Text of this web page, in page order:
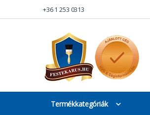
Skip to navigation
Skip to content+36 1 253 0313
Termékkategóriák